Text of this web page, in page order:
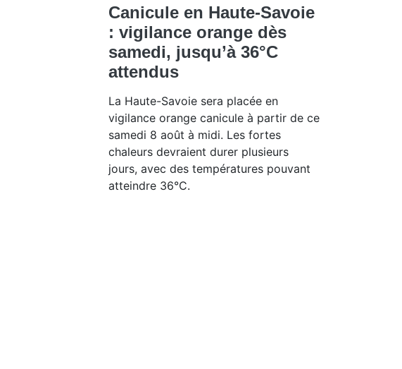
Canicule en Haute-Savoie
: vigilance orange dès
samedi, jusqu’à 36°C
attendus
La Haute-Savoie sera placée en
vigilance orange canicule à partir de ce
samedi 8 août à midi. Les fortes
chaleurs devraient durer plusieurs
jours, avec des températures pouvant
atteindre 36°C.